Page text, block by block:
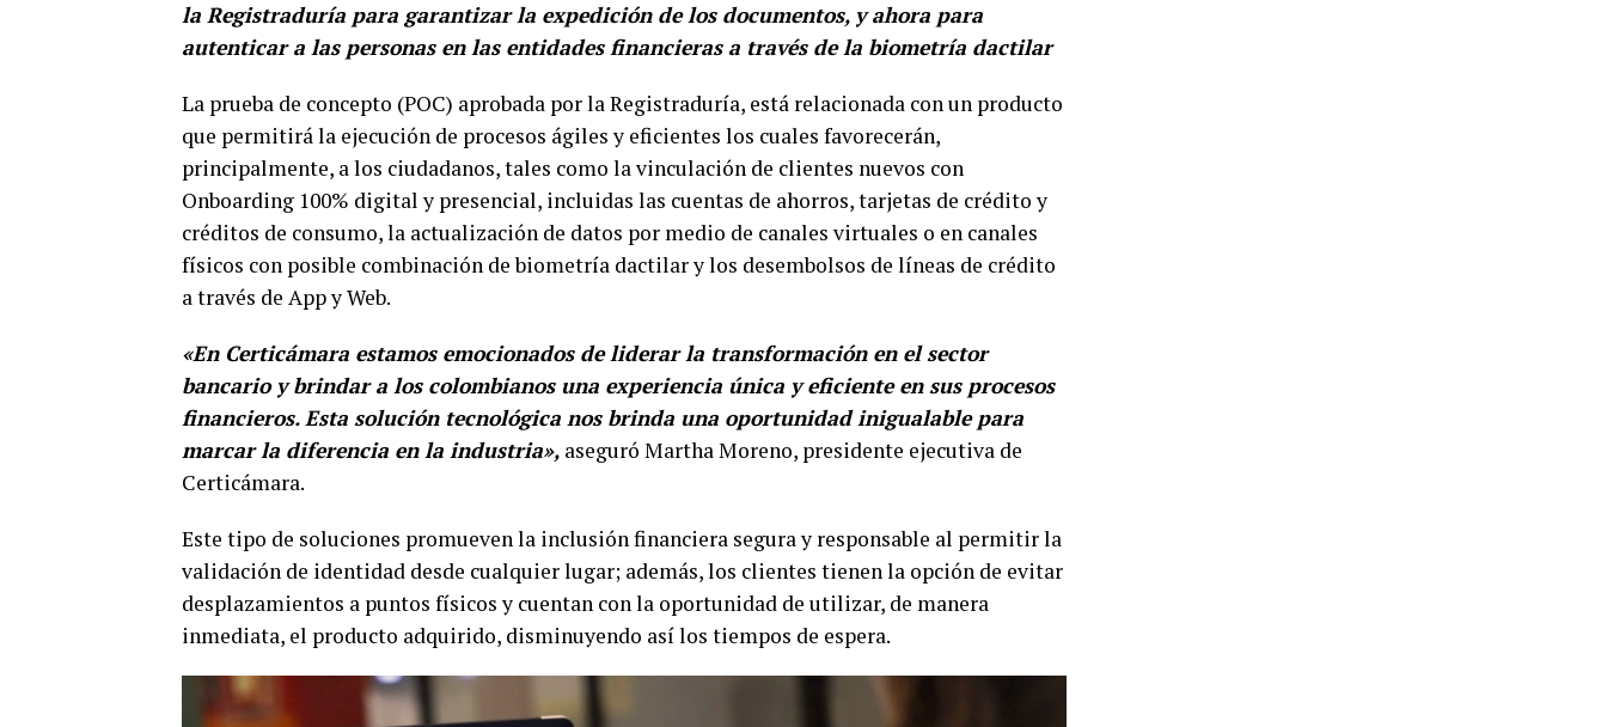
la Registraduría para garantizar la expedición de los documentos, y ahora para
autenticar a las personas en las entidades financieras a través de la biometría dactilar
La prueba de concepto (POC) aprobada por la Registraduría, está relacionada con un producto
que permitirá la ejecución de procesos ágiles y eficientes los cuales favorecerán,
principalmente, a los ciudadanos, tales como la vinculación de clientes nuevos con
Onboarding 100% digital y presencial, incluidas las cuentas de ahorros, tarjetas de crédito y
créditos de consumo, la actualización de datos por medio de canales virtuales o en canales
físicos con posible combinación de biometría dactilar y los desembolsos de líneas de crédito
a través de App y Web.
«En Certicámara estamos emocionados de liderar la transformación en el sector
bancario y brindar a los colombianos una experiencia única y eficiente en sus procesos
financieros. Esta solución tecnológica nos brinda una oportunidad inigualable para
marcar la diferencia en la industria», aseguró Martha Moreno, presidente ejecutiva de
Certicámara.
Este tipo de soluciones promueven la inclusión financiera segura y responsable al permitir la
validación de identidad desde cualquier lugar; además, los clientes tienen la opción de evitar
desplazamientos a puntos físicos y cuentan con la oportunidad de utilizar, de manera
inmediata, el producto adquirido, disminuyendo así los tiempos de espera.